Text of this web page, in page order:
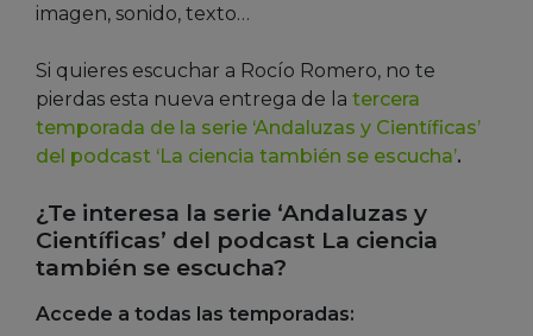
imagen, sonido, texto…
Si quieres escuchar a Rocío Romero, no te
pierdas esta nueva entrega de la tercera
temporada de la serie ‘Andaluzas y Científicas’
del podcast ‘La ciencia también se escucha’.
¿Te interesa la serie ‘Andaluzas y
Científicas’ del podcast La ciencia
también se escucha?
Accede a todas las temporadas: